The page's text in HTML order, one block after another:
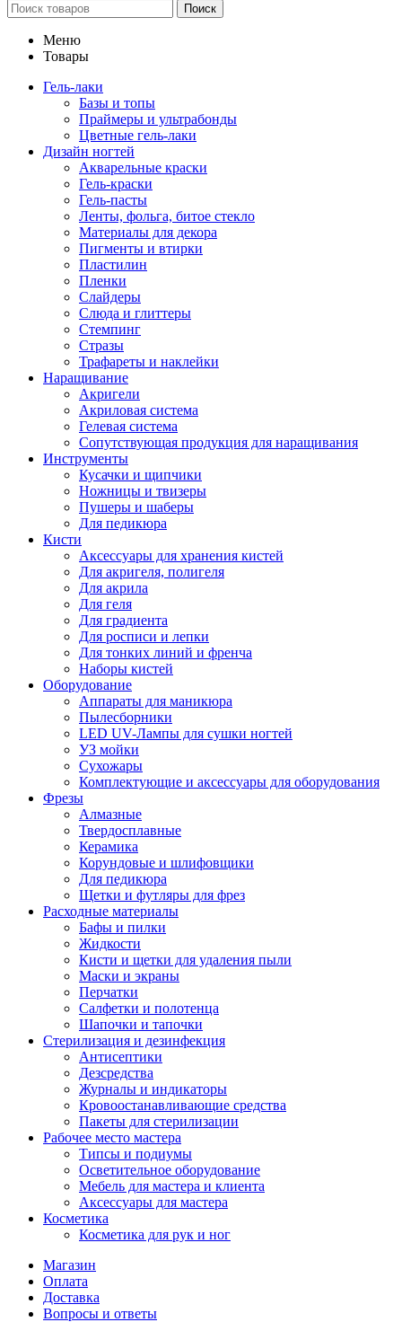
Поиск
Меню
Товары
Гель-лаки
Базы и топы
Праймеры и ультрабонды
Цветные гель-лаки
Дизайн ногтей
Акварельные краски
Гель-краски
Гель-пасты
Ленты, фольга, битое стекло
Материалы для декора
Пигменты и втирки
Пластилин
Пленки
Слайдеры
Слюда и глиттеры
Стемпинг
Стразы
Трафареты и наклейки
Наращивание
Акригели
Акриловая система
Гелевая система
Сопутствующая продукция для наращивания
Инструменты
Кусачки и щипчики
Ножницы и твизеры
Пушеры и шаберы
Для педикюра
Кисти
Аксессуары для хранения кистей
Для акригеля, полигеля
Для акрила
Для геля
Для градиента
Для росписи и лепки
Для тонких линий и френча
Наборы кистей
Оборудование
Аппараты для маникюра
Пылесборники
LED UV-Лампы для сушки ногтей
УЗ мойки
Сухожары
Комплектующие и аксессуары для оборудования
Фрезы
Алмазные
Твердосплавные
Керамика
Корундовые и шлифовщики
Для педикюра
Щетки и футляры для фрез
Расходные материалы
Бафы и пилки
Жидкости
Кисти и щетки для удаления пыли
Маски и экраны
Перчатки
Салфетки и полотенца
Шапочки и тапочки
Стерилизация и дезинфекция
Антисептики
Дезсредства
Журналы и индикаторы
Кровоостанавливающие средства
Пакеты для стерилизации
Рабочее место мастера
Типсы и подиумы
Осветительное оборудование
Мебель для мастера и клиента
Аксессуары для мастера
Косметика
Косметика для рук и ног
Магазин
Оплата
Доставка
Вопросы и ответы